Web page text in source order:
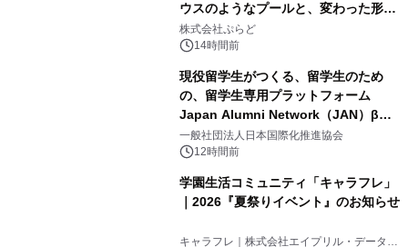
ウスのようなプールと、変わった形の
サウナも 「THE BOXY AWAJI」のお
得な素泊まり連泊プランで
株式会社ぷらど
14時間前
現役留学生がつくる、留学生のため
の、留学生専用プラットフォーム
Japan Alumni Network（JAN）β版
をリリース
一般社団法人日本国際化推進協会
12時間前
学園生活コミュニティ「キャラフレ」
｜2026『夏祭りイベント』のお知らせ
キャラフレ｜株式会社エイプリル・データ・